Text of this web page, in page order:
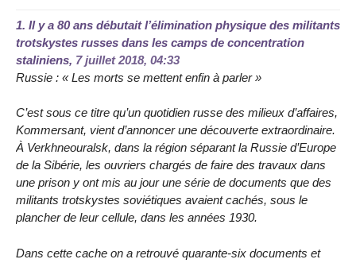
1. Il y a 80 ans débutait l’élimination physique des militants
trotskystes russes dans les camps de concentration
staliniens, 7 juillet 2018, 04:33
Russie : « Les morts se mettent enfin à parler »
C’est sous ce titre qu’un quotidien russe des milieux d’affaires,
Kommersant, vient d’annoncer une découverte extraordinaire.
À Verkhneouralsk, dans la région séparant la Russie d’Europe
de la Sibérie, les ouvriers chargés de faire des travaux dans
une prison y ont mis au jour une série de documents que des
militants trotskystes soviétiques avaient cachés, sous le
plancher de leur cellule, dans les années 1930.
Dans cette cache on a retrouvé quarante-six documents et